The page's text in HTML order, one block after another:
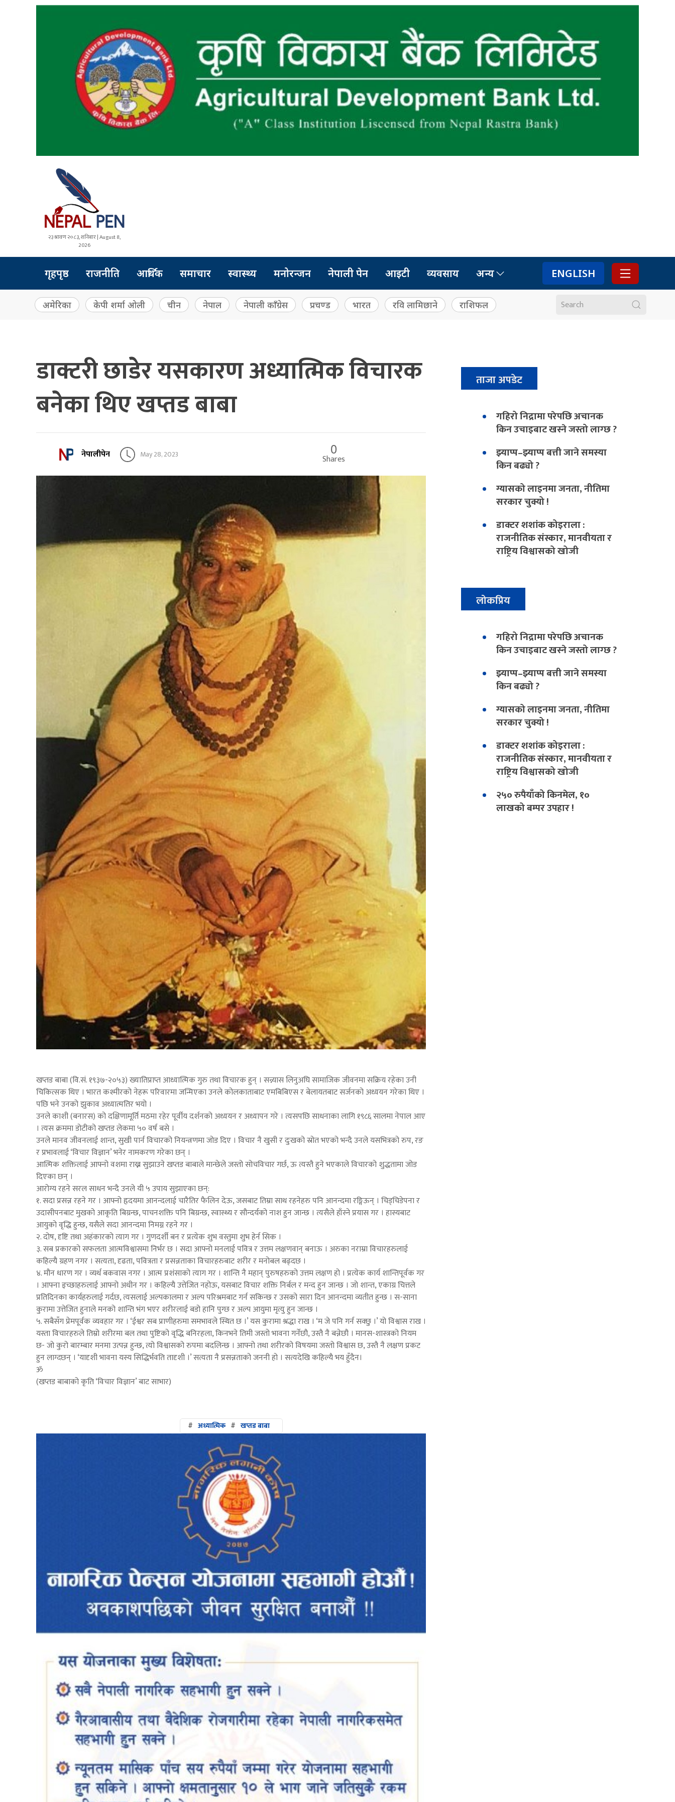
२३ श्रावण २०८३, शनिबार | August 8,
2026
गृहपृष्ठ राजनीति आर्थिक समाचार स्वास्थ्य मनोरन्जन नेपाली पेन आइटी व्यवसाय अन्य ENGLISH
अमेरिका केपी शर्मा ओली चीन नेपाल नेपाली काँग्रेस प्रचण्ड भारत रवि लामिछाने राशिफल
डाक्टरी छाडेर यसकारण अध्यात्मिक विचारक
बनेका थिए खप्तड बाबा
नेपालीपेन May 28, 2023 0
Shares
खप्तड बाबा (वि.सं. १९३७-२०५३) ख्यातिप्राप्त आध्यात्मिक गुरु तथा विचारक हुन् । सन्न्यास लिनुअघि सामाजिक जीवनमा सक्रिय रहेका उनी
चिकित्सक थिए । भारत कश्मीरको नेहरू परिवारमा जन्मिएका उनले कोलकाताबाट एमबिबिएस र बेलायतबाट सर्जनको अध्ययन गरेका थिए ।
पछि भने उनको झुकाव अध्यात्मतिर भयो ।
उनले काशी (बनारस) को दक्षिणामूर्ति मठमा रहेर पूर्वीय दर्शनको अध्ययन र अध्यापन गरे । त्यसपछि साधनाका लागि १९८६ सालमा नेपाल आए
। त्यस क्रममा डोटीको खप्तड लेकमा ५० वर्ष बसे ।
उनले मानव जीवनलाई शान्त, सुखी पार्न विचारको नियन्त्रणमा जोड दिए । विचार नै खुसी र दुःखको स्रोत भएको भन्दै उनले यसभित्रको रुप, रङ
र प्रभावलाई ‘विचार विज्ञान’ भनेर नामकरण गरेका छन् ।
आत्मिक शक्तिलाई आफ्नो वशमा राख्न सुझाउने खप्तड बाबाले मान्छेले जस्तो सोचविचार गर्छ, ऊ त्यस्तै हुने भएकाले विचारको शुद्धतामा जोड
दिएका छन् ।
आरोग्य रहने सरल साधन भन्दै उनले यी ५ उपाय सुझाएका छन्:
१. सदा प्रसन्न रहने गर । आफ्नो हृदयमा आनन्दलाई चारैतिर फैलिन देऊ, जसबाट तिम्रा साथ रहनेहरु पनि आनन्दमा रङ्गिऊन् । चिड्चिडेपना र
उदासीपनबाट मुखको आकृति बिग्रन्छ, पाचनशक्ति पनि बिग्रन्छ, स्वास्थ्य र सौन्दर्यको नाश हुन जान्छ । त्यसैले हाँस्ने प्रयास गर । हास्यबाट
आयुको वृद्धि हुन्छ, यसैले सदा आनन्दमा निमग्न रहने गर ।
२. दोष, दृष्टि तथा अहंकारको त्याग गर । गुणदर्शी बन र प्रत्येक शुभ वस्तुमा शुभ हेर्न सिक ।
३. सब प्रकारको सफलता आत्मविश्वासमा निर्भर छ । सदा आफ्नो मनलाई पवित्र र उत्तम लक्षणवान् बनाऊ । अरुका नराम्रा विचारहरुलाई
कहिल्यै ग्रहण नगर । सत्यता, दृढता, पवित्रता र प्रसन्नताका विचारहरुबाट शरीर र मनोबल बढ्दछ ।
४. मौन धारण गर । व्यर्थ बकवास नगर । आत्म प्रशंसाको त्याग गर । शान्ति नै महान् पुरुषहरुको उत्तम लक्षण हो । प्रत्येक कार्य शान्तिपूर्वक गर
। आफ्ना इच्छाहरुलाई आफ्नो अधीन गर । कहिल्यै उत्तेजित नहोऊ, यसबाट विचार शक्ति निर्बल र मन्द हुन जान्छ । जो शान्त, एकाग्र चित्तले
प्रतिदिनका कार्यहरुलाई गर्दछ, त्यसलाई अल्पकालमा र अल्प परिश्रमबाट गर्न सकिन्छ र उसको सारा दिन आनन्दमा व्यतीत हुन्छ । स-साना
कुरामा उत्तेजित हुनाले मनको शान्ति भंग भएर शरीरलाई बडो हानि पुग्छ र अल्प आयुमा मृत्यु हुन जान्छ ।
५. सबैसँग प्रेमपूर्वक व्यवहार गर । ‘ईश्वर सब प्राणीहरुमा समभावले स्थित छ ।’ यस कुरामा श्रद्धा राख । ‘म जे पनि गर्न सक्छु ।’ यो विश्वास राख ।
यस्ता विचारहरुले तिम्रो शरीरमा बल तथा पुष्टिको वृद्धि बनिरहला, किनभने तिमी जस्तो भावना गर्नेछौ, उस्तै नै बन्नेछौ । मानस-शास्त्रको नियम
छ- जो कुरो बारम्बार मनमा उत्पन्न हुन्छ, त्यो विश्वासको रुपमा बदलिन्छ । आफ्नो तथा शरीरको विषयमा जस्तो विश्वास छ, उस्तै नै लक्षण प्रकट
हुन लाग्दछन् । ‘यादृशी भावना यस्य सिद्धिर्भवति तादृशी ।’ सत्यता नै प्रसन्नताको जननी हो । सत्यदेखि कहिल्यै भय हुँदैन।
ॐ
(खप्तड बाबाको कृति ‘विचार विज्ञान’ बाट साभार)
# अध्यात्मिक # खप्तड बाबा
ताजा अपडेट
गहिरो निद्रामा परेपछि अचानक
किन उचाइबाट खस्ने जस्तो लाग्छ ?
झ्याप्प–झ्याप्प बत्ती जाने समस्या
किन बढ्यो ?
ग्यासको लाइनमा जनता, नीतिमा
सरकार चुक्यो !
डाक्टर शशांक कोइराला :
राजनीतिक संस्कार, मानवीयता र
राष्ट्रिय विश्वासको खोजी
लोकप्रिय
गहिरो निद्रामा परेपछि अचानक
किन उचाइबाट खस्ने जस्तो लाग्छ ?
झ्याप्प–झ्याप्प बत्ती जाने समस्या
किन बढ्यो ?
ग्यासको लाइनमा जनता, नीतिमा
सरकार चुक्यो !
डाक्टर शशांक कोइराला :
राजनीतिक संस्कार, मानवीयता र
राष्ट्रिय विश्वासको खोजी
२५० रुपैयाँको किनमेल, १०
लाखको बम्पर उपहार !